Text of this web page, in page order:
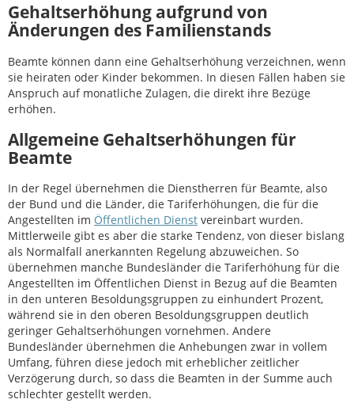
Gehaltserhöhung aufgrund von
Änderungen des Familienstands
Beamte können dann eine Gehaltserhöhung verzeichnen, wenn
sie heiraten oder Kinder bekommen. In diesen Fällen haben sie
Anspruch auf monatliche Zulagen, die direkt ihre Bezüge
erhöhen.
Allgemeine Gehaltserhöhungen für
Beamte
In der Regel übernehmen die Dienstherren für Beamte, also
der Bund und die Länder, die Tariferhöhungen, die für die
Angestellten im Öffentlichen Dienst vereinbart wurden.
Mittlerweile gibt es aber die starke Tendenz, von dieser bislang
als Normalfall anerkannten Regelung abzuweichen. So
übernehmen manche Bundesländer die Tariferhöhung für die
Angestellten im Öffentlichen Dienst in Bezug auf die Beamten
in den unteren Besoldungsgruppen zu einhundert Prozent,
während sie in den oberen Besoldungsgruppen deutlich
geringer Gehaltserhöhungen vornehmen. Andere
Bundesländer übernehmen die Anhebungen zwar in vollem
Umfang, führen diese jedoch mit erheblicher zeitlicher
Verzögerung durch, so dass die Beamten in der Summe auch
schlechter gestellt werden.